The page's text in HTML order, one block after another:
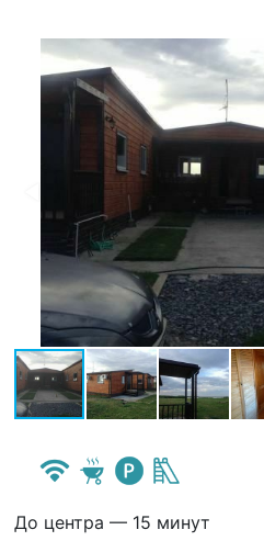
До центра — 15 минут